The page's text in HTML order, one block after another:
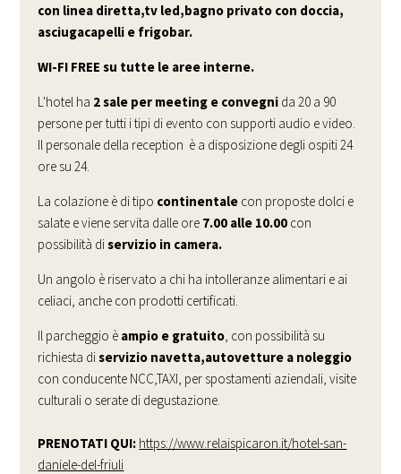
con linea diretta,tv led,bagno privato con doccia,
asciugacapelli e frigobar.
WI-FI FREE su tutte le aree interne.
L'hotel ha 2 sale per meeting e convegni da 20 a 90
persone per tutti i tipi di evento con supporti audio e video.
Il personale della reception è a disposizione degli ospiti 24
ore su 24.
La colazione è di tipo continentale con proposte dolci e
salate e viene servita dalle ore 7.00 alle 10.00 con
possibilità diservizio in camera.
Un angolo è riservato a chi ha intolleranze alimentari e ai
celiaci, anche con prodotti certificati.
Il parcheggio è ampio e gratuito , con possibilità su
richiesta diservizio navetta,autovetture a noleggio
con conducente NCC,TAXI, per spostamenti aziendali, visite
culturali o serate di degustazione.
PRENOTATI QUI: https://www.relaispicaron.it/hotel-san-
daniele-del-friuli